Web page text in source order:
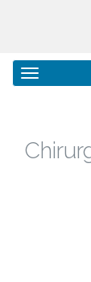
Primary
Menu
Skip
Haus der